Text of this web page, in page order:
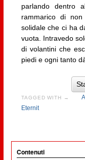
parlando dentro
rammarico di
solidale che ci ha
vuota. Intravedo
di volantini che
piedi e ogni tanto
TAGGED WITH →
Eternit
Contenuti